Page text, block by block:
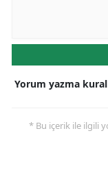
Yorum yazma
* Bu içerik ile ilgili